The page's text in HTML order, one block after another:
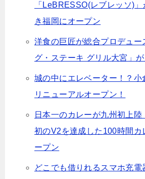
「LeBRESSO(レブレッソ)
き福岡にオープン
洋食の巨匠が総合プロデュー
グ・ステーキ グリル大宮」
城の中にエレベーター！？
リニューアルオープン！
日本一のカレーが九州初上
初のV2を達成した100時間カ
ープン
どこでも借りれるスマホ充電